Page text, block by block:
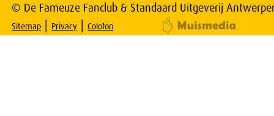
© De Fameuze Fanclub & Standaard Uitgeverij
Sitemap | Privacy |Colofon